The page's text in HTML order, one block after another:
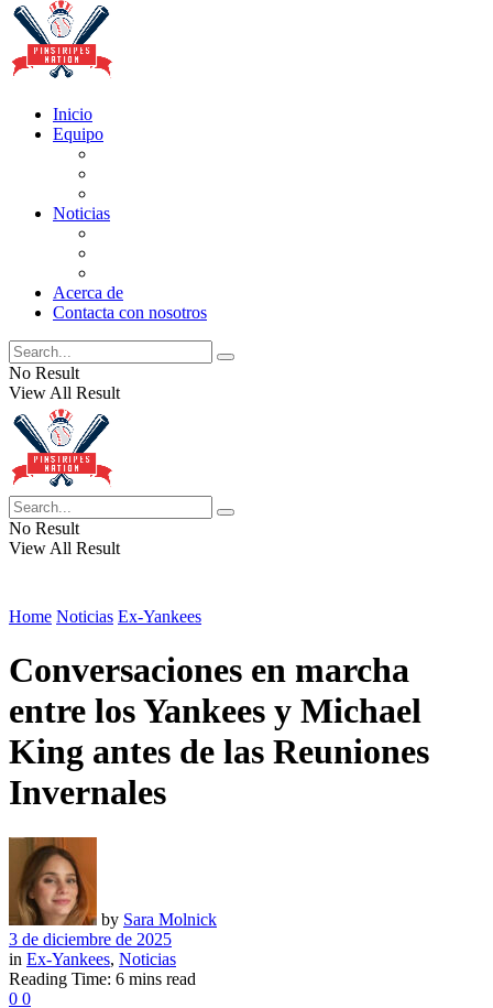
Inicio
Equipo
Noticias
Acerca de
Contacta con nosotros
No Result
View All Result
No Result
View All Result
Home Noticias Ex-Yankees
Conversaciones en marcha
entre los Yankees y Michael
King antes de las Reuniones
Invernales
by Sara Molnick
3 de diciembre de 2025
in Ex-Yankees, Noticias
Reading Time: 6 mins read
0 0